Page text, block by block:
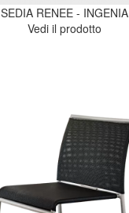
SEDIA RENEE - INGENIA
Vedi il prodotto